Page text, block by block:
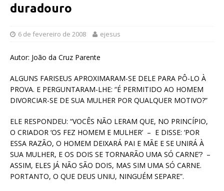
duradouro
6 de fevereiro de 2008 ejesus
Autor: João da Cruz Parente
ALGUNS FARISEUS APROXIMARAM-SE DELE PARA PÔ-LO À
PROVA. E PERGUNTARAM-LHE: “É PERMITIDO AO HOMEM
DIVORCIAR-SE DE SUA MULHER POR QUALQUER MOTIVO?”
ELE RESPONDEU: “VOCÊS NÃO LERAM QUE, NO PRINCÍPIO,
O CRIADOR ‘OS FEZ HOMEM E MULHER’ – E DISSE: ‘POR
ESSA RAZÃO, O HOMEM DEIXARÁ PAI E MÃE E SE UNIRÁ À
SUA MULHER, E OS DOIS SE TORNARÃO UMA SÓ CARNE’? –
ASSIM, ELES JÁ NÃO SÃO DOIS, MAS SIM UMA SÓ CARNE.
PORTANTO, O QUE DEUS UNIU, NINGUÉM SEPARE”.